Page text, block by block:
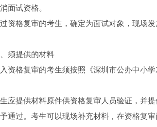
面试资格。
资格复审的考生，确定为面试对象，现场发
须提供的材料
资格复审的考生须按照《深圳市公办中小
应提供材料原件供资格复审人员验证，并
通过。考生可以现场补充材料，在资格复